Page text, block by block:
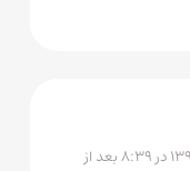
۸ بهمن ۱۳۹۷ در ۸:۳۹ بعد از